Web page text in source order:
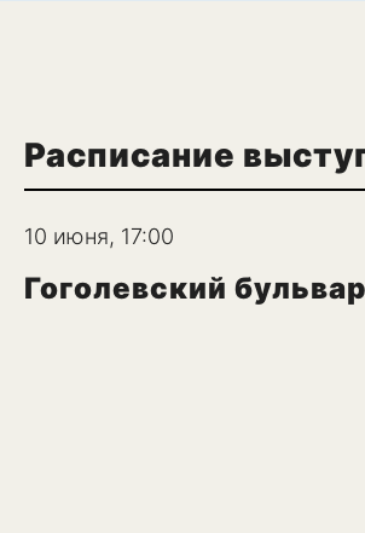
Расписание
10 июня, 17:00
Гоголевский бульвар